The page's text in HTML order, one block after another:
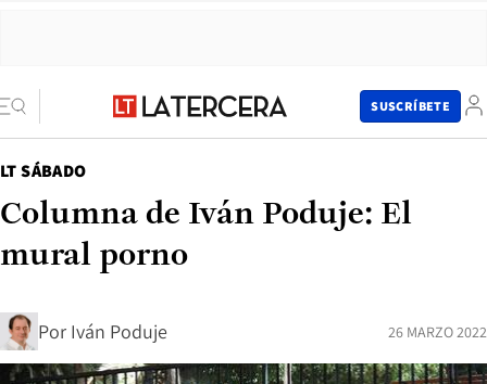
SUSCRÍBETE
LT SÁBADO
Columna de Iván Poduje: El
mural porno
Por Iván Poduje 26 MARZO 2022